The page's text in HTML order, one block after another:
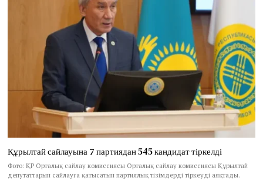
Құрылтай сайлауына 7 партиядан 545 кандидат тіркелді
Фото: ҚР Орталық сайлау комиссиясы Орталық сайлау комиссиясы Құрылтай
депутаттарын сайлауға қатысатын партиялық тізімдерді тіркеуді аяқтады.